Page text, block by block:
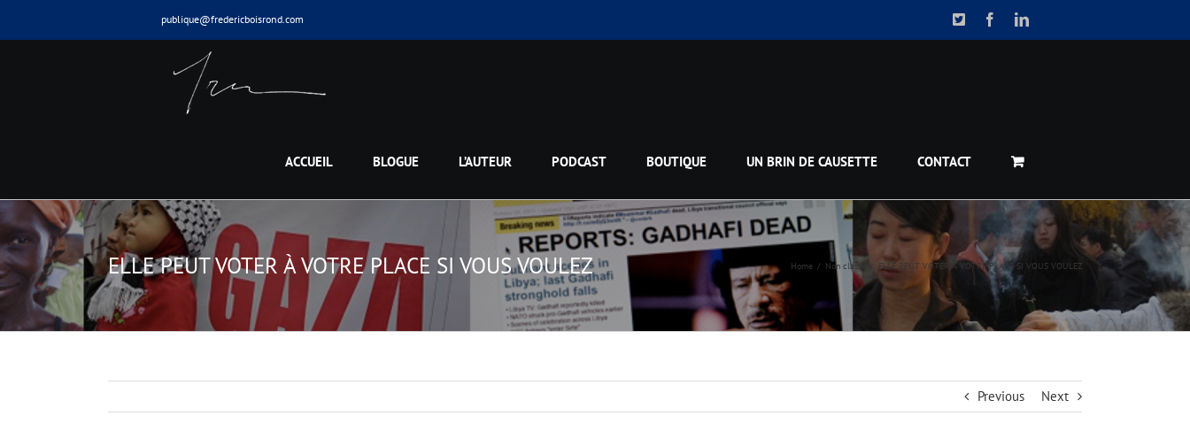
publique@fredericboisrond.com X FacebookLinkedIn
ACCUEIL BLOGUE L’AUTEUR PODCAST BOUTIQUE UN BRIN DE CAUSETTE CONTACT
ELLE PEUT VOTER À VOTRE PLACE SI VOUS VOULEZ Home Non classé ELLE PEUT VOTER À VOTRE PLACE SI VOUS VOULEZ
Previous Next